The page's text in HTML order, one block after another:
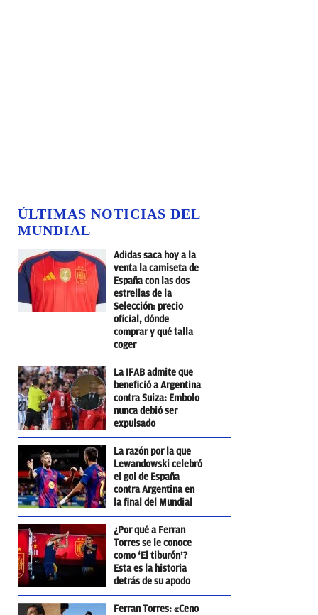
ÚLTIMAS NOTICIAS DEL
MUNDIAL
Adidas saca hoy a la
venta la camiseta de
España con las dos
estrellas de la
Selección: precio
oficial, dónde
comprar y qué talla
coger
La IFAB admite que
benefició a Argentina
contra Suiza: Embolo
nunca debió ser
expulsado
La razón por la que
Lewandowski celebró
el gol de España
contra Argentina en
la final del Mundial
¿Por qué a Ferran
Torres se le conoce
como ‘El tiburón’?
Esta es la historia
detrás de su apodo
Ferran Torres: «Ceno